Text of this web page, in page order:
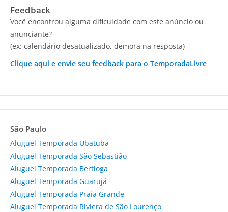
Feedback
Você encontrou alguma dificuldade com este anúncio ou
anunciante?
(ex: calendário desatualizado, demora na resposta)
Clique aqui e envie seu feedback para o TemporadaLivre
São Paulo
Aluguel Temporada Ubatuba
Aluguel Temporada São Sebastião
Aluguel Temporada Bertioga
Aluguel Temporada Guarujá
Aluguel Temporada Praia Grande
Aluguel Temporada Riviera de São Lourenço